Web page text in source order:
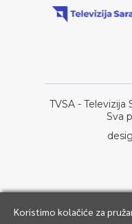
TVSA -
Sva
Koristimo kolačiće za